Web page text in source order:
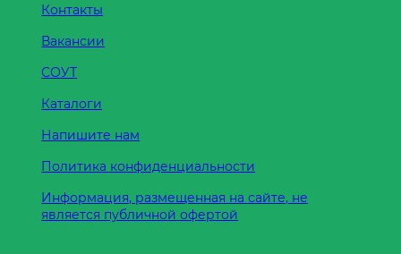
Контакты
Вакансии
СОУТ
Каталоги
Напишите нам
Политика конфиденциальности
Информация, размещенная на сайте, не
является публичной офертой